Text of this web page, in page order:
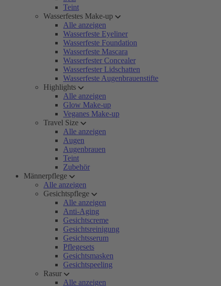
Teint
Wasserfestes Make-up
Alle anzeigen
Wasserfeste Eyeliner
Wasserfeste Foundation
Wasserfeste Mascara
Wasserfester Concealer
Wasserfester Lidschatten
Wasserfeste Augenbrauenstifte
Highlights
Alle anzeigen
Glow Make-up
Veganes Make-up
Travel Size
Alle anzeigen
Augen
Augenbrauen
Teint
Zubehör
Männerpflege
Alle anzeigen
Gesichtspflege
Alle anzeigen
Anti-Aging
Gesichtscreme
Gesichtsreinigung
Gesichtsserum
Pflegesets
Gesichtsmasken
Gesichtspeeling
Rasur
Alle anzeigen